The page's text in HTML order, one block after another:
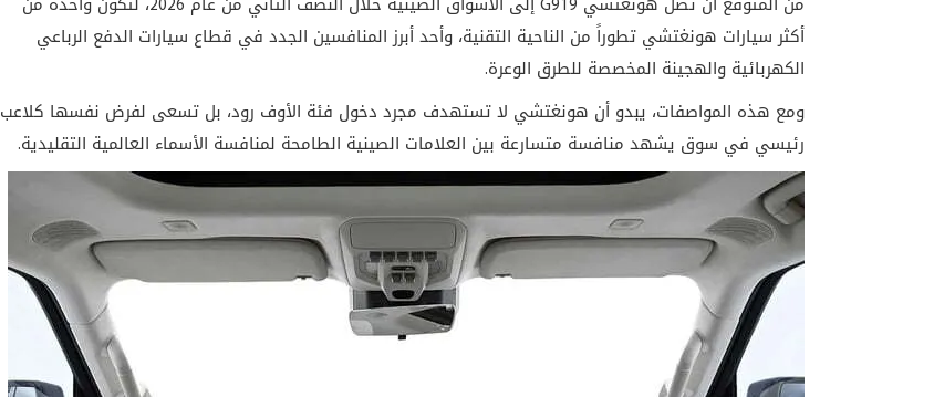
أكثر سيارات هونغتشي تطوراً من الناحية التقنية، وأحد أبرز المنافسين الجدد في قطاع سيارات الدفع الرباعي
الكهربائية والهجينة المخصصة للطرق الوعرة.
ومع هذه المواصفات، يبدو أن هونغتشي لا تستهدف مجرد دخول فئة الأوف رود، بل تسعى لفرض نفسها كلاعب
رئيسي في سوق يشهد منافسة متسارعة بين العلامات الصينية الطامحة لمنافسة الأسماء العالمية التقليدية.